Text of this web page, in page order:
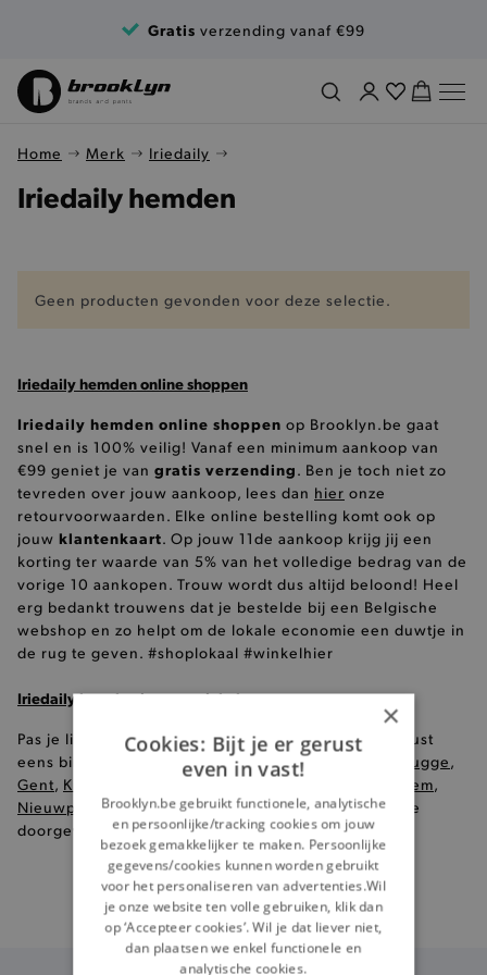
Gratis verzending vanaf €99
Home Merk Iriedaily
Geen producten gevonden voor deze selectie.
Iriedaily hemden online shoppen
Iriedaily hemden online shoppen op Brooklyn.be gaat
snel en is 100% veilig! Vanaf een minimum aankoop van
€99 geniet je van gratis verzending. Ben je toch niet zo
tevreden over jouw aankoop, lees dan hier onze
retourvoorwaarden. Elke online bestelling komt ook op
jouw klantenkaart. Op jouw 11de aankoop krijg jij een
korting ter waarde van 5% van het volledige bedrag van de
vorige 10 aankopen. Trouw wordt dus altijd beloond! Heel
erg bedankt trouwens dat je bestelde bij een Belgische
webshop en zo helpt om de lokale economie een duwtje in
de rug te geven. #shoplokaal #winkelhier
Iriedaily hemden in onze winkels
Pas je liever je kleren voor je ze koopt, kom dan gerust
eens binnen in één van onze8 Brooklyn winkels Brugge ,
Gent, Knokke Waregem,
Nieuwpoort), en krijg modeadvies op maat door onze
doorgewinterde profashionals!
Iriedaily hemden
Gratisverzending vanaf €99
×
Cookies: Bijt je er gerust
even in vast!
Brooklyn.be gebruikt functionele, analytische
en persoonlijke/tracking cookies om jouw
bezoek gemakkelijker te maken. Persoonlijke
gegevens/cookies kunnen worden gebruikt
voor het personaliseren van advertenties.Wil
je onze website ten volle gebruiken, klik dan
op ‘Accepteer cookies’. Wil je dat liever niet,
dan plaatsen we enkel functionele en
analytische cookies.